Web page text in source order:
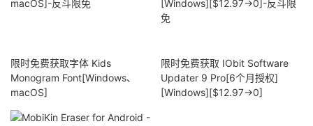
限时免费获取字体 Kids
Monogram Font[Windows、
macOS]
限时免费获取 IObit Software
Updater 9 Pro[6个月授权]
[Windows][$12.97→0]